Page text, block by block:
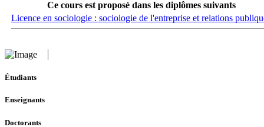
Ce cours est proposé dans les diplômes suivants
Licence en sociologie : sociologie de l'entreprise et relations
Étudiants
Enseignants
Doctorants